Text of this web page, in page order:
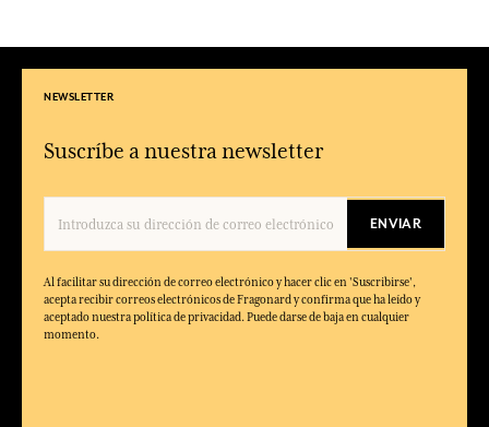
NEWSLETTER
Suscríbe a nuestra newsletter
ENVIAR
Al facilitar su dirección de correo electrónico y hacer clic en 'Suscribirse',
acepta recibir correos electrónicos de Fragonard y confirma que ha leído y
aceptado nuestra política de privacidad. Puede darse de baja en cualquier
momento.